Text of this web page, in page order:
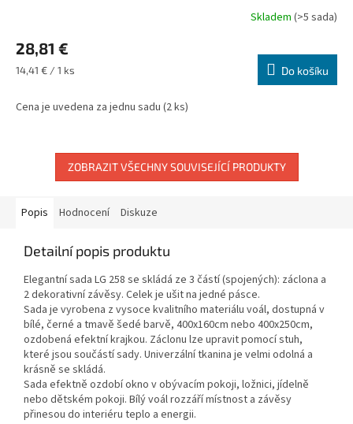
Skladem (>5 sada)
28,81 €
Měrná
14,41 € / 1 ks Do košíku
Cena je uvedena za jednu sadu (2 ks)
ZOBRAZIT VŠECHNY SOUVISEJÍCÍ PRODUKTY
Popis Hodnocení Diskuze
Detailní popis produktu
Elegantní sada LG 258 se skládá ze 3 částí (spojených): záclona a
2 dekorativní závěsy. Celek je ušit na jedné pásce.
Sada je vyrobena z vysoce kvalitního materiálu voál, dostupná v
bílé, černé a tmavě šedé barvě, 400x160cm nebo 400x250cm,
ozdobená efektní krajkou. Záclonu lze upravit pomocí stuh,
které jsou součástí sady. Univerzální tkanina je velmi odolná a
krásně se skládá.
Sada efektně ozdobí okno v obývacím pokoji, ložnici, jídelně
nebo dětském pokoji. Bílý voál rozzáří místnost a závěsy
přinesou do interiéru teplo a energii.